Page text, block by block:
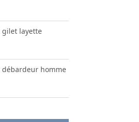
gilet layette
homme